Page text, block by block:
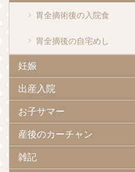
胃全摘術後の入院食
胃全摘後の自宅めし
妊娠
出産入院
お子サマー
産後のカーチャン
雑記